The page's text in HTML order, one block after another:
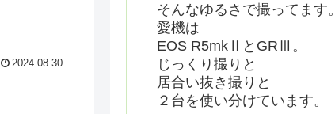
2024.08.30
そんなゆるさで撮ってます。
愛機は
EOS R5mkⅡとGRⅢ。
じっくり撮りと
居合い抜き撮りと
２台を使い分けています。